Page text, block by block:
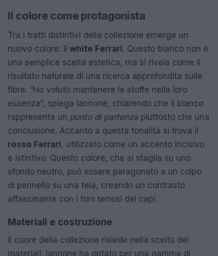
Il colore come protagonista
Tra i tratti distintivi della collezione emerge un
nuovo colore: il white Ferrari. Questo bianco non è
una semplice scelta estetica, ma si rivela come il
risultato naturale di una ricerca approfondita sulle
fibre. “Ho voluto mantenere le stoffe nella loro
essenza”, spiega Iannone, chiarendo che il bianco
rappresenta un punto di partenza piuttosto che una
conclusione. Accanto a questa tonalità si trova il
rosso Ferrari, utilizzato come un accento incisivo
e istintivo. Questo colore, che si staglia su uno
sfondo neutro, può essere paragonato a un colpo
di pennello su una tela, creando un contrasto
affascinante con i toni terrosi dei capi.
Materiali e costruzione
Il cuore della collezione risiede nella scelta dei
materiali. Iannone ha optato per una gamma di